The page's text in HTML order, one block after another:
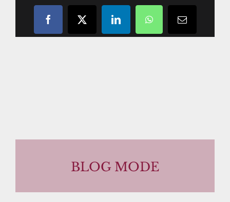
FacebookX LinkedInWhatsAppCourriel
/
BLOG MODE